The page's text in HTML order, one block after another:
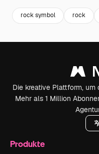
rock symbol rock
Die kreative Plattform,
Mehr als 1 Million
Produkte